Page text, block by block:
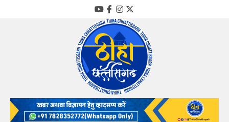
YouTube
Facebook
Instagram
Twitter
Thiha Chhattisgarh
गोठ जन-जन के